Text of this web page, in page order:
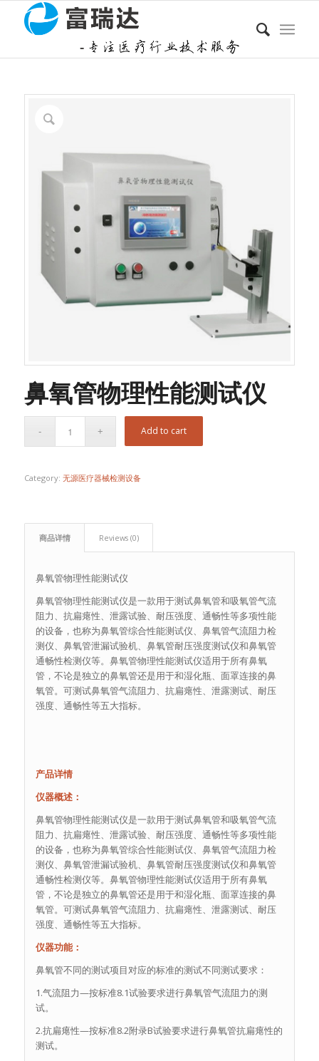
鼻氧管物理性能测试仪
Add to cart
Category: 无源医疗器械检测设备
商品详情 Reviews (0)
鼻氧管物理性能测试仪
鼻氧管物理性能测试仪是一款用于测试鼻氧管和吸氧管气流
阻力、抗扁瘪性、泄露试验、耐压强度、通畅性等多项性能
的设备，也称为鼻氧管综合性能测试仪、鼻氧管气流阻力检
测仪、鼻氧管泄漏试验机、鼻氧管耐压强度测试仪和鼻氧管
通畅性检测仪等。鼻氧管物理性能测试仪适用于所有鼻氧
管，不论是独立的鼻氧管还是用于和湿化瓶、面罩连接的鼻
氧管。可测试鼻氧管气流阻力、抗扁瘪性、泄露测试、耐压
强度、通畅性等五大指标。
产品详情
仪器概述：
鼻氧管物理性能测试仪是一款用于测试鼻氧管和吸氧管气流
阻力、抗扁瘪性、泄露试验、耐压强度、通畅性等多项性能
的设备，也称为鼻氧管综合性能测试仪、鼻氧管气流阻力检
测仪、鼻氧管泄漏试验机、鼻氧管耐压强度测试仪和鼻氧管
通畅性检测仪等。鼻氧管物理性能测试仪适用于所有鼻氧
管，不论是独立的鼻氧管还是用于和湿化瓶、面罩连接的鼻
氧管。可测试鼻氧管气流阻力、抗扁瘪性、泄露测试、耐压
强度、通畅性等五大指标。
仪器功能：
鼻氧管不同的测试项目对应的标准的测试不同测试要求：
1.气流阻力—按标准8.1试验要求进行鼻氧管气流阻力的测
试。
2.抗扁瘪性—按标准8.2附录B试验要求进行鼻氧管抗扁瘪性的
测试。